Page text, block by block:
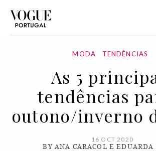
MODA TENDÊNCIAS
As 5
tendências
outono/inverno
16 OCT 2020
BY ANA CARACOL E EDUARDA